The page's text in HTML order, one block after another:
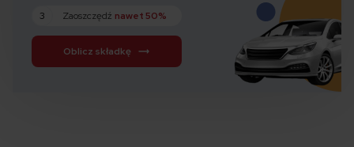
3 Zaoszczędź nawet 50%
Oblicz składkę